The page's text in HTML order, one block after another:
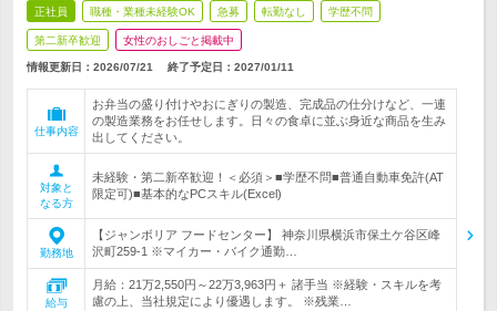
正社員 職種・業種未経験OK 急募 転勤なし 学歴不問
第二新卒歓迎 女性のおしごと掲載中
情報更新日：2026/07/21 終了予定日： 2027/01/11
仕事内容
お弁当の盛り付けやおにぎりの製造、完成品の仕分けなど、一連
の製造業務をお任せします。日々の食卓に並ぶ身近な商品を生み
出してください。
対象と
なる方
未経験・第二新卒歓迎！＜必須＞■学歴不問■普通自動車免許(AT
限定可)■基本的なPCスキル(Excel)
勤務地
【ジャンボリア フードセンター】 神奈川県横浜市保土ケ谷区峰
沢町259-1 ※マイカー・バイク通勤…
給与
月給：21万2,550円～22万3,963円＋ 諸手当 ※経験・スキルを考
慮の上、当社規定により優遇します。 ※残業…